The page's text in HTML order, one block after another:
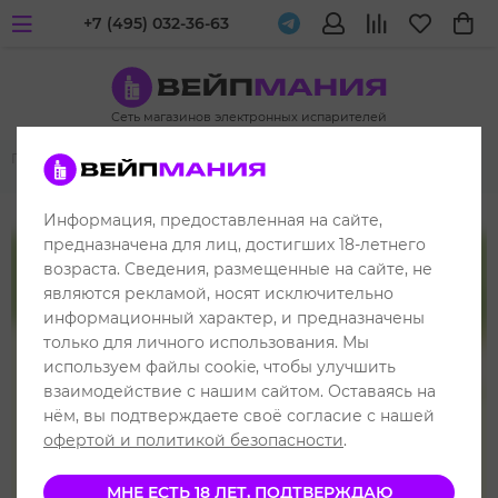
Сеть магазинов электронных испарителей
+7 (495) 032-36-63
Главная Комплектующие POD-устройств
UDN-X Plus
до 1600 затяжек
Информация, предоставленная на сайте,
предназначена для лиц, достигших 18-летнего
возраста. Сведения, размещенные на сайте, не
являются рекламой, носят исключительно
информационный характер, и предназначены
только для личного использования. Мы
используем файлы cookie, чтобы улучшить
взаимодействие с нашим сайтом. Оставаясь на
нём, вы подтверждаете своё согласие с нашей
офертой и политикой безопасности.
МНЕ ЕСТЬ 18 ЛЕТ, ПОДТВЕРЖДАЮ